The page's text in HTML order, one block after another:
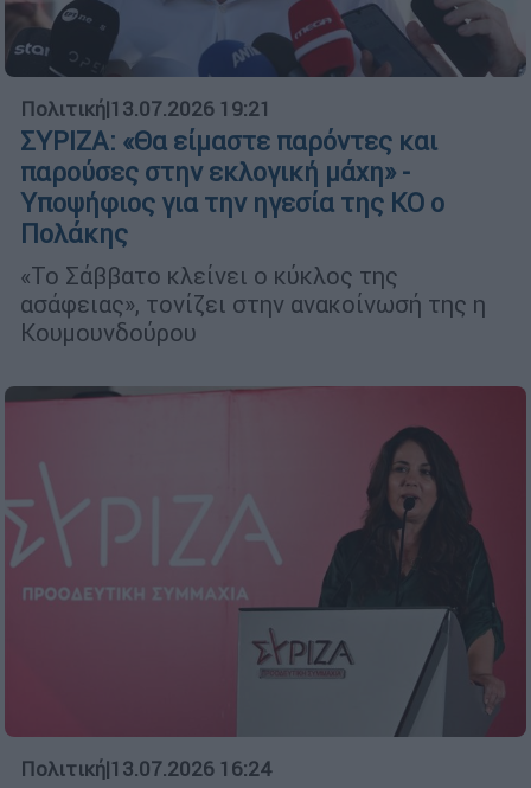
Πολιτική|13.07.2026 19:21
ΣΥΡΙΖΑ: «Θα είμαστε παρόντες και
παρούσες στην εκλογική μάχη» -
Υποψήφιος για την ηγεσία της ΚΟ ο
Πολάκης
«Το Σάββατο κλείνει ο κύκλος της
ασάφειας», τονίζει στην ανακοίνωσή της η
Κουμουνδούρου
Πολιτική|13.07.2026 16:24